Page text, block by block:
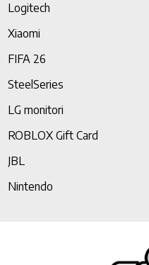
Logitech
Xiaomi
FIFA 26
SteelSeries
LG monitori
ROBLOX Gift Card
JBL
Nintendo